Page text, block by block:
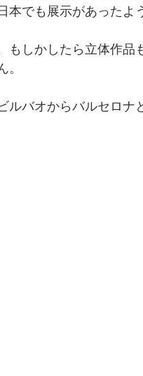
本でも展示があったよ
もしかしたら立体作品
。
ルバオからバルセロナ